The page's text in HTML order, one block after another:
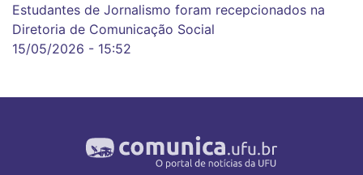
Estudantes de Jornalismo foram recepcionados na
Diretoria de Comunicação Social
15/05/2026 - 15:52